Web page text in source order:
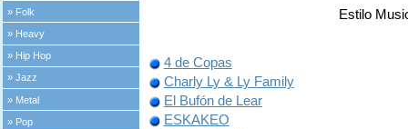
» Folk
» Heavy
» Hip Hop
»Jazz
» Metal
» Pop
Estilo
4 de Copas
Charly Ly & Ly Family
El Bufón de Lear
ESKAKEO